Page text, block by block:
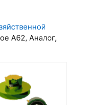
А62, Аналог,